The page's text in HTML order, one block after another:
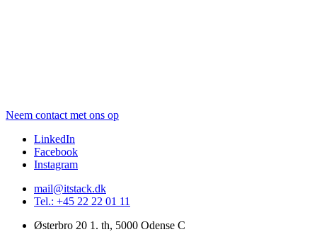
Neem contact met ons op
LinkedIn
Facebook
Instagram
mail@itstack.dk
Tel.: +45 22 22 01 11
Østerbro 20 1. th, 5000 Odense C